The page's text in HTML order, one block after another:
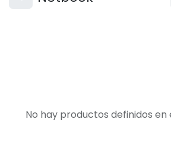
No hay productos definidos